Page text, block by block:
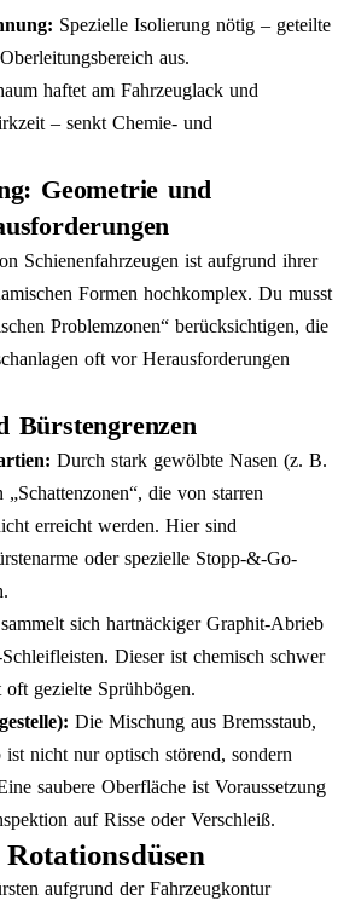
Spezielle Isolierung nötig – geteilte
aus.
haftet am Fahrzeuglack und
– senkt Chemie- und
Geometrie und
Schienenfahrzeugen ist aufgrund ihrer
Formen hochkomplex. Du musst
Problemzonen“ berücksichtigen, die
oft vor Herausforderungen
Bürstengrenzen
Durch stark gewölbte Nasen (z. B.
die von starren
erreicht werden. Hier sind
oder spezielle Stopp-&-Go-
sich hartnäckiger Graphit-Abrieb
Dieser ist chemisch schwer
gezielte Sprühbögen.
Die Mischung aus Bremsstaub,
nicht nur optisch störend, sondern
saubere Oberfläche ist Voraussetzung
auf Risse oder Verschleiß.
aufgrund der Fahrzeugkontur